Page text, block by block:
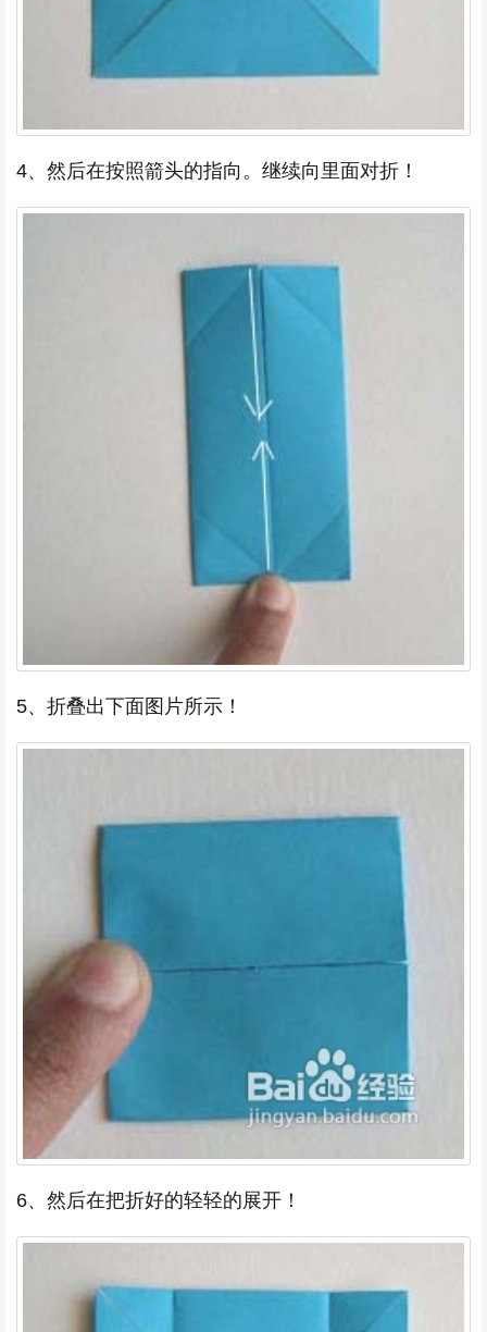
4、然后在按照箭头的指向。继续向里面对折！
5、折叠出下面图片所示！
6、然后在把折好的轻轻的展开！